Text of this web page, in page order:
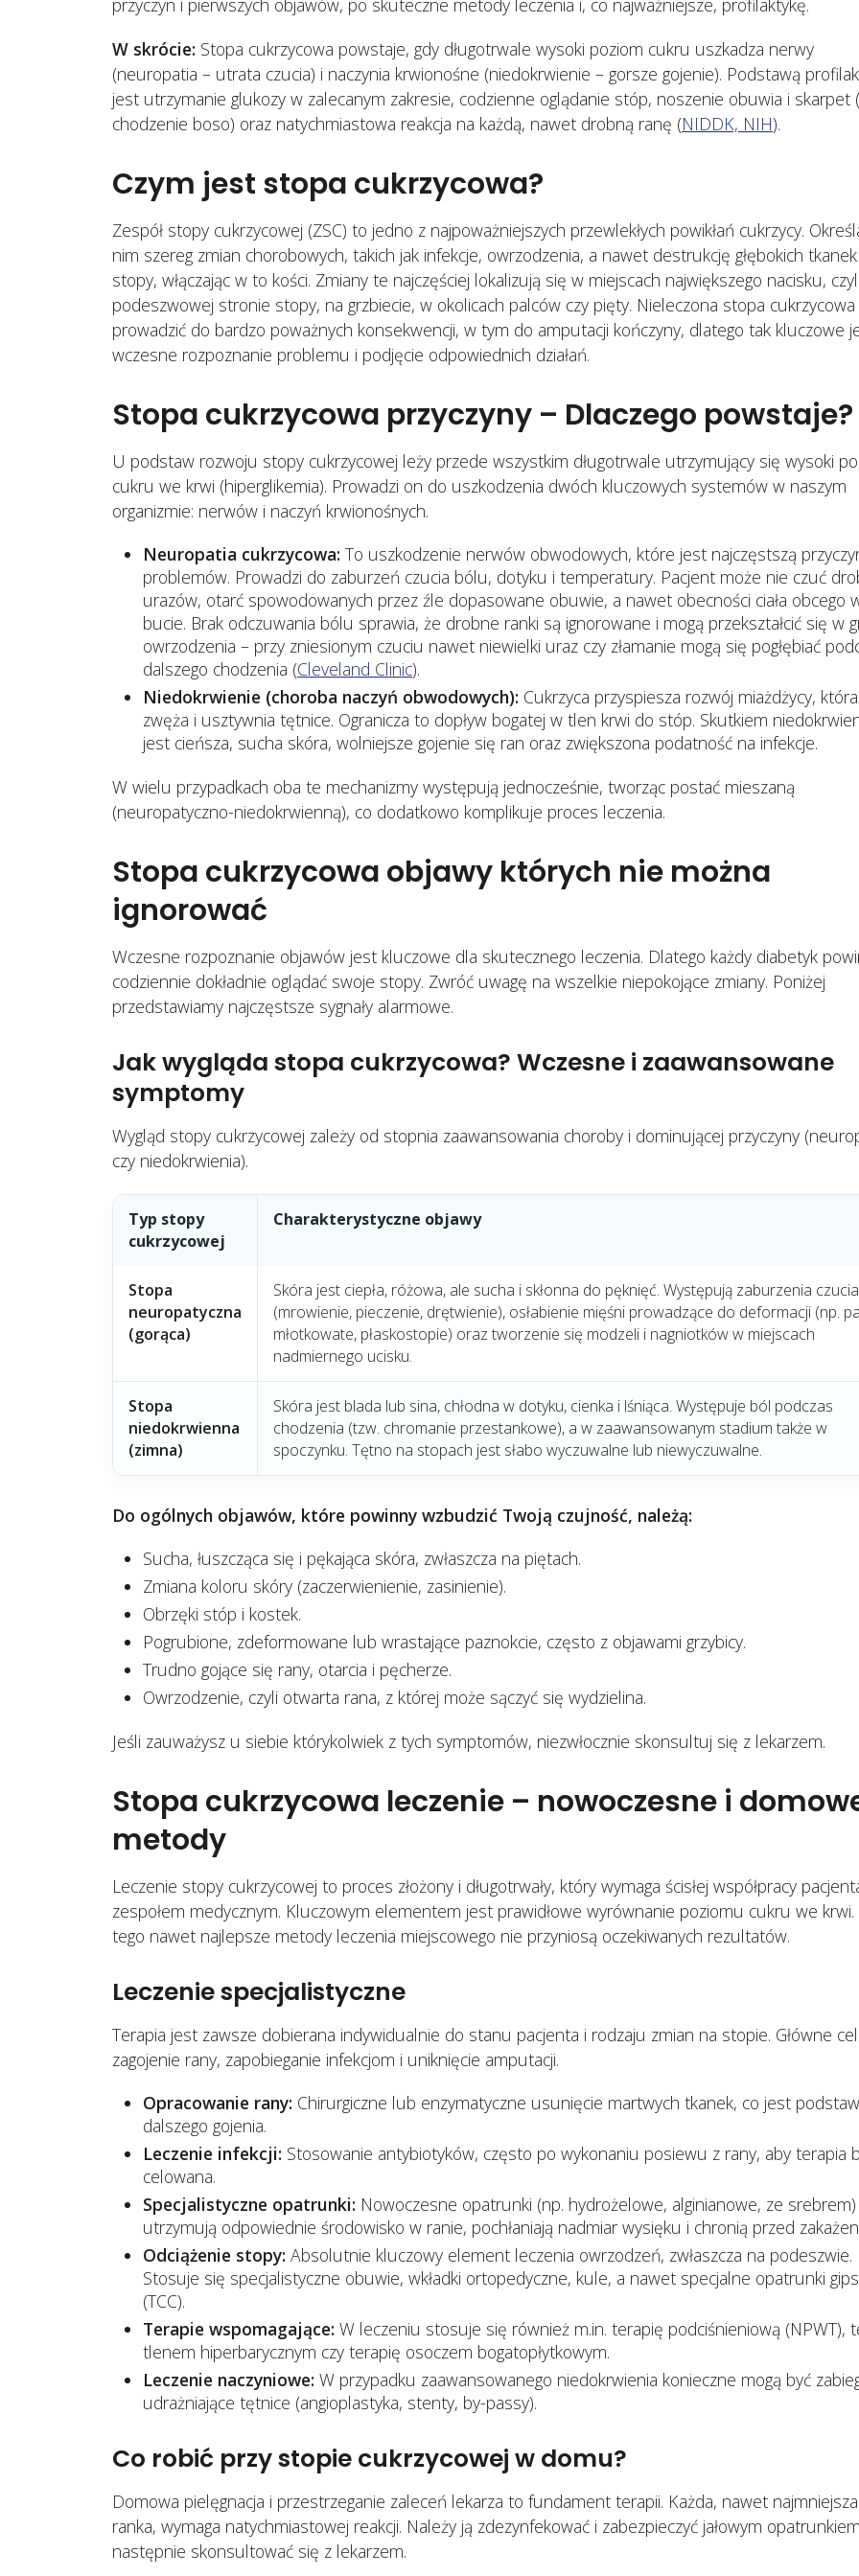
przyczyn i pierwszych objawów, po skuteczne metody leczenia i, co najważniejsze, profilaktykę.
W skrócie: Stopa cukrzycowa powstaje, gdy długotrwale wysoki poziom cukru uszkadza nerwy
(neuropatia – utrata czucia) i naczynia krwionośne (niedokrwienie – gorsze gojenie). Podstawą
jest utrzymanie glukozy w zalecanym zakresie, codzienne oglądanie stóp, noszenie obuwia i skarpet
chodzenie boso) oraz natychmiastowa reakcja na każdą, nawet drobną ranę (NIDDK, NIH).
Czym jest stopa cukrzycowa?
Zespół stopy cukrzycowej (ZSC) to jedno z najpoważniejszych przewlekłych powikłań cukrzycy.
nim szereg zmian chorobowych, takich jak infekcje, owrzodzenia, a nawet destrukcję głębokich tkanek
stopy, włączając w to kości. Zmiany te najczęściej lokalizują się w miejscach największego nacisku,
podeszwowej stronie stopy, na grzbiecie, w okolicach palców czy pięty. Nieleczona stopa
prowadzić do bardzo poważnych konsekwencji, w tym do amputacji kończyny, dlatego tak kluczowe
wczesne rozpoznanie problemu i podjęcie odpowiednich działań.
Stopa cukrzycowa przyczyny – Dlaczego powstaje?
U podstaw rozwoju stopy cukrzycowej leży przede wszystkim długotrwale utrzymujący się wysoki
cukru we krwi (hiperglikemia). Prowadzi on do uszkodzenia dwóch kluczowych systemów w naszym
organizmie: nerwów i naczyń krwionośnych.
Neuropatia cukrzycowa: To uszkodzenie nerwów obwodowych, które jest najczęstszą
problemów. Prowadzi do zaburzeń czucia bólu, dotyku i temperatury. Pacjent może nie czuć
urazów, otarć spowodowanych przez źle dopasowane obuwie, a nawet obecności ciała obcego
bucie. Brak odczuwania bólu sprawia, że drobne ranki są ignorowane i mogą przekształcić się w
owrzodzenia – przy zniesionym czuciu nawet niewielki uraz czy złamanie mogą się pogłębiać
dalszego chodzenia (Cleveland Clinic).
Niedokrwienie (choroba naczyń obwodowych): Cukrzyca przyspiesza rozwój miażdżycy, która
zwęża i usztywnia tętnice. Ogranicza to dopływ bogatej w tlen krwi do stóp. Skutkiem
jest cieńsza, sucha skóra, wolniejsze gojenie się ran oraz zwiększona podatność na infekcje.
W wielu przypadkach oba te mechanizmy występują jednocześnie, tworząc postać mieszaną
(neuropatyczno-niedokrwienną), co dodatkowo komplikuje proces leczenia.
Stopa cukrzycowa objawy których nie można
ignorować
Wczesne rozpoznanie objawów jest kluczowe dla skutecznego leczenia. Dlatego każdy diabetyk
codziennie dokładnie oglądać swoje stopy. Zwróć uwagę na wszelkie niepokojące zmiany. Poniżej
przedstawiamy najczęstsze sygnały alarmowe.
Jak wygląda stopa cukrzycowa? Wczesne i zaawansowane
symptomy
Wygląd stopy cukrzycowej zależy od stopnia zaawansowania choroby i dominującej przyczyny
czy niedokrwienia).
Typ stopy
cukrzycowej
Charakterystyczne objawy
Stopa
neuropatyczna
(gorąca)
Skóra jest ciepła, różowa, ale sucha i skłonna do pęknięć. Występują zaburzenia czucia
(mrowienie, pieczenie, drętwienie), osłabienie mięśni prowadzące do deformacji (np.
młotkowate, płaskostopie) oraz tworzenie się modzeli i nagniotków w miejscach
nadmiernego ucisku.
Stopa
niedokrwienna
(zimna)
Skóra jest blada lub sina, chłodna w dotyku, cienka i lśniąca. Występuje ból podczas
chodzenia (tzw. chromanie przestankowe), a w zaawansowanym stadium także w
spoczynku. Tętno na stopach jest słabo wyczuwalne lub niewyczuwalne.
Do ogólnych objawów, które powinny wzbudzić Twoją czujność, należą:
Sucha, łuszcząca się i pękająca skóra, zwłaszcza na piętach.
Zmiana koloru skóry (zaczerwienienie, zasinienie).
Obrzęki stóp i kostek.
Pogrubione, zdeformowane lub wrastające paznokcie, często z objawami grzybicy.
Trudno gojące się rany, otarcia i pęcherze.
Owrzodzenie, czyli otwarta rana, z której może sączyć się wydzielina.
Jeśli zauważysz u siebie którykolwiek z tych symptomów, niezwłocznie skonsultuj się z lekarzem.
Stopa cukrzycowa leczenie – nowoczesne i
metody
Leczenie stopy cukrzycowej to proces złożony i długotrwały, który wymaga ścisłej współpracy
zespołem medycznym. Kluczowym elementem jest prawidłowe wyrównanie poziomu cukru we krwi.
tego nawet najlepsze metody leczenia miejscowego nie przyniosą oczekiwanych rezultatów.
Leczenie specjalistyczne
Terapia jest zawsze dobierana indywidualnie do stanu pacjenta i rodzaju zmian na stopie. Główne
zagojenie rany, zapobieganie infekcjom i uniknięcie amputacji.
Opracowanie rany: Chirurgiczne lub enzymatyczne usunięcie martwych tkanek, co jest
dalszego gojenia.
Leczenie infekcji: Stosowanie antybiotyków, często po wykonaniu posiewu z rany, aby terapia
celowana.
Specjalistyczne opatrunki: Nowoczesne opatrunki (np. hydrożelowe, alginianowe, ze srebrem)
utrzymują odpowiednie środowisko w ranie, pochłaniają nadmiar wysięku i chronią przed
Odciążenie stopy: Absolutnie kluczowy element leczenia owrzodzeń, zwłaszcza na podeszwie.
Stosuje się specjalistyczne obuwie, wkładki ortopedyczne, kule, a nawet specjalne opatrunki
(TCC).
Terapie wspomagające: W leczeniu stosuje się również m.in. terapię podciśnieniową (NPWT),
tlenem hiperbarycznym czy terapię osoczem bogatopłytkowym.
Leczenie naczyniowe: W przypadku zaawansowanego niedokrwienia konieczne mogą być
udrażniające tętnice (angioplastyka, stenty, by-passy).
Co robić przy stopie cukrzycowej w domu?
Domowa pielęgnacja i przestrzeganie zaleceń lekarza to fundament terapii. Każda, nawet najmniejsza
ranka, wymaga natychmiastowej reakcji. Należy ją zdezynfekować i zabezpieczyć jałowym
następnie skonsultować się z lekarzem.
31 lipca, 2026
zapobiegania
11 czerwca, 2026
31 lipca, 2026